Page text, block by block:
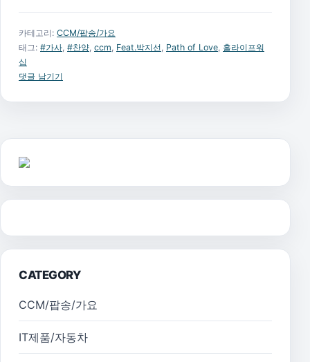
카테고리: CCM/팝송/가요
태그: #가사, #찬양, ccm, Feat.박지선, Path of Love, 홀라이프워
십
댓글 남기기
CATEGORY
CCM/팝송/가요
IT제품/자동차